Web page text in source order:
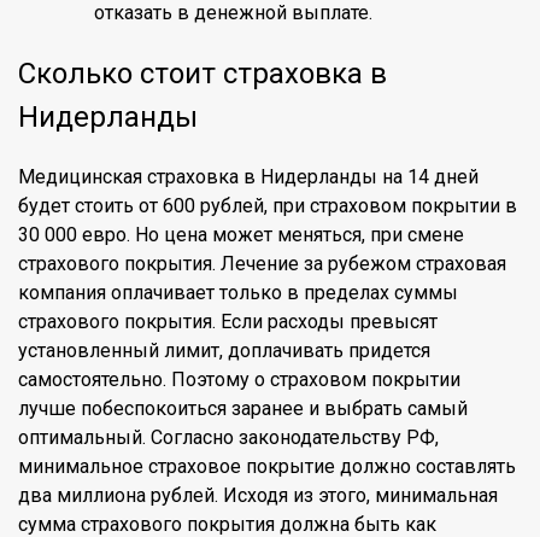
отказать в денежной выплате.
Сколько стоит страховка в
Нидерланды
Медицинская страховка в Нидерланды на 14 дней
будет стоить от 600 рублей, при страховом покрытии в
30 000 евро. Но цена может меняться, при смене
страхового покрытия. Лечение за рубежом страховая
компания оплачивает только в пределах суммы
страхового покрытия. Если расходы превысят
установленный лимит, доплачивать придется
самостоятельно. Поэтому о страховом покрытии
лучше побеспокоиться заранее и выбрать самый
оптимальный. Согласно законодательству РФ,
минимальное страховое покрытие должно составлять
два миллиона рублей. Исходя из этого, минимальная
сумма страхового покрытия должна быть как